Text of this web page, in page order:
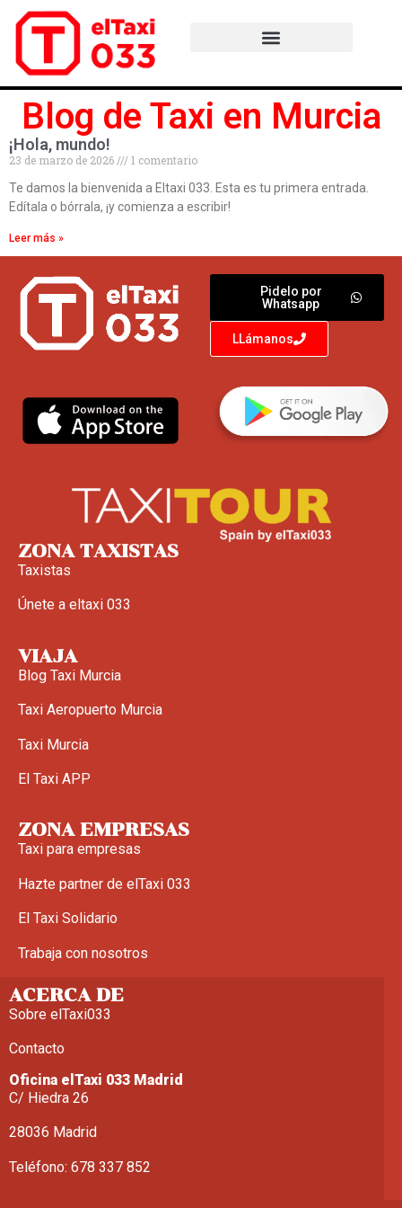
Blog de Taxi en Murcia
¡Hola, mundo!
23 de marzo de 2026
1 comentario
Te damos la bienvenida a Eltaxi 033. Esta es tu primera entrada.
Edítala o bórrala, ¡y comienza a escribir!
Leer más »
Pidelo por
Whatsapp
LLámanos
ZONA TAXISTAS
Taxistas
Únete a eltaxi 033
VIAJA
Blog Taxi Murcia
Taxi Aeropuerto Murcia
Taxi Murcia
El Taxi APP
ZONA EMPRESAS
Taxi para empresas
Hazte partner de elTaxi 033
El Taxi Solidario
Trabaja con nosotros
ACERCA DE
Sobre elTaxi033
Contacto
Oficina elTaxi 033 Madrid
C/ Hiedra 26
28036 Madrid
Teléfono: 678 337 852